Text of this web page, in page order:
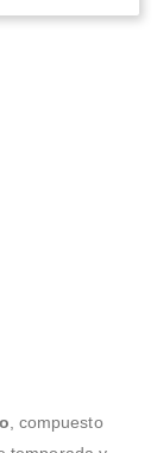
, compuesto